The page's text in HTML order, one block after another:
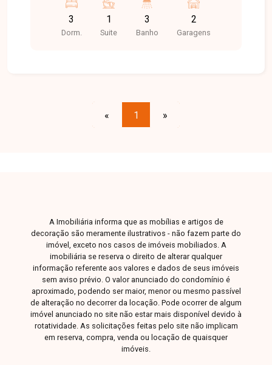
comércios, supermercados, escolas e serviços
essenciais, sendo uma excelente opção para
quem busca conforto e qualidade de vida. Casa
1 suíte; banheiro social; cozinha planejada com
armários; área de serviço; despensa e corredor
excelente oportunidade para quem busca
conforto, segurança e qualidade de vida. Entre em
contato e agende sua visita!
3
Dorm.
1
Suite
3
Banho
2
Garagens
« 1 »
A Imobiliária informa que as mobílias e artigos de
decoração são meramente ilustrativos - não fazem parte do
imóvel, exceto nos casos de imóveis mobiliados. A
imobiliária se reserva o direito de alterar qualquer
informação referente aos valores e dados de seus imóveis
sem aviso prévio. O valor anunciado do condomínio é
aproximado, podendo ser maior, menor ou mesmo passível
de alteração no decorrer da locação. Pode ocorrer de algum
imóvel anunciado no site não estar mais disponível devido à
rotatividade. As solicitações feitas pelo site não implicam
em reserva, compra, venda ou locação de quaisquer
imóveis.